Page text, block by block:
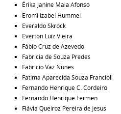
Érika Janine Maia Afonso
Eromi Izabel Hummel
Everaldo Skrock
Everton Luiz Vieira
Fábio Cruz de Azevedo
Fabricia de Souza Predes
Fabricio Vaz Nunes
Fatima Aparecida Souza Francioli
Fernando Henrique C. Cordeiro
Fernando Henrique Lermen
Flávia Queiroz Pereira de Jesus